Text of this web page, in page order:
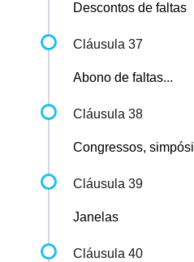
Descontos de faltas
Cláusula 37
Abono de faltas...
Cláusula 38
Congressos,
Cláusula 39
Janelas
Cláusula 40